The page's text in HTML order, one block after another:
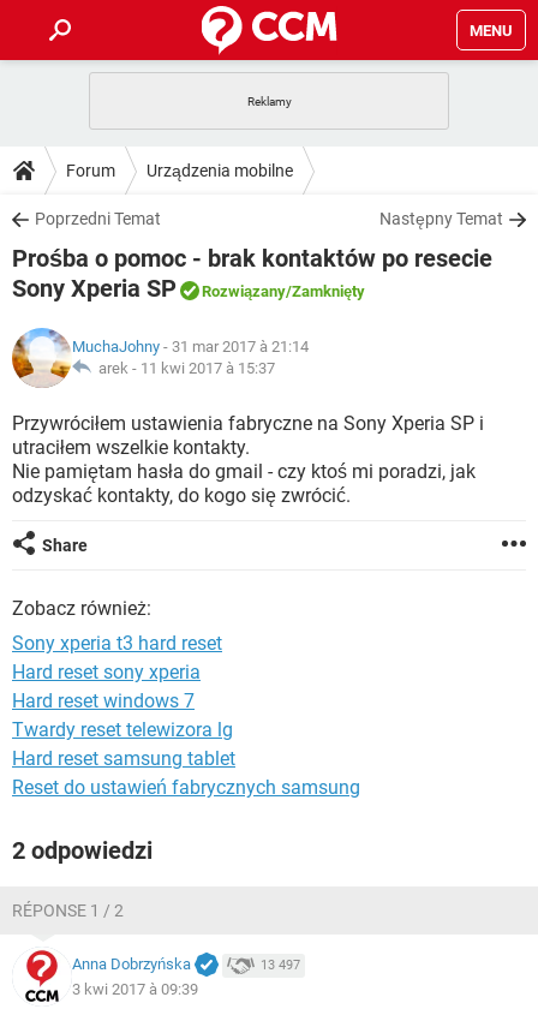
MENU
GRY WHATSAPP
SPOTIFY
INSTAGRAM FACEBOOK
WINDOWS 10
PORADY
PlayStation TIKTOK
SPOTIFY
WINDOWS 10
DO POBRANIA
ANDROID TIKTOK
GRY WHATSAPP
IOS NETFLIX
INSTAGRAM
WINDOWS 10
FORUM
GRY
INSTAGRAM
WINDOWS 10
ARTYKUŁY
COVID-19
GRY WHATSAPP
SPOTIFY NETFLIX
INSTAGRAM FACEBOOK
WINDOWS 10
Forum Urządzenia mobilne
Poprzedni Temat Następny Temat
Prośba o pomoc - brak kontaktów po resecie
Sony Xperia SP
Rozwiązany/Zamknięty
MuchaJohny - 31 mar 2017 à 21:14
arek - 11 kwi 2017 à 15:37
Przywróciłem ustawienia fabryczne na Sony Xperia SP i
utraciłem wszelkie kontakty.
Nie pamiętam hasła do gmail - czy ktoś mi poradzi, jak
odzyskać kontakty, do kogo się zwrócić.
Share
Zobacz również:
Sony xperia t3 hard reset
Hard reset sony xperia
Hard reset windows 7
Twardy reset telewizora lg
Hard reset samsung tablet
Reset do ustawień fabrycznych samsung
2 odpowiedzi
RÉPONSE 1 / 2
Anna Dobrzyńska 13 497
3 kwi 2017 à 09:39